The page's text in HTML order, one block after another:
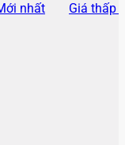
nhất Giá thấp